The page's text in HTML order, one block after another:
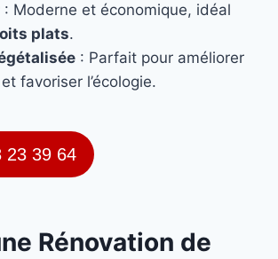
: Moderne et économique, idéal
plats.
: Parfait pour améliorer
favoriser l’écologie.
39 64
Rénovation de